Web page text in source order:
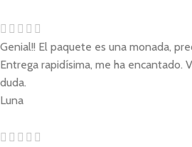
Genial!! El paquete es una monada,
Entrega rapidísima, me ha encantado.
duda.
Luna